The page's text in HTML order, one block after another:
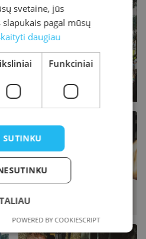
svetaine, jūs
pagal mūsų
daugiau
Funkciniai
SUTINKU
POWERED BY COOKIESCRIPT